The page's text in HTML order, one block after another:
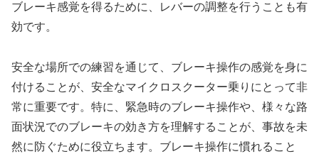
ブレーキ感覚を得るために、レバーの調整を行うことも有
効です。
安全な場所での練習を通じて、ブレーキ操作の感覚を身に
付けることが、安全なマイクロスクーター乗りにとって非
常に重要です。特に、緊急時のブレーキ操作や、様々な路
面状況でのブレーキの効き方を理解することが、事故を未
然に防ぐために役立ちます。ブレーキ操作に慣れること